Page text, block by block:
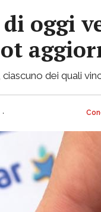
oggi
ciascuno dei quali